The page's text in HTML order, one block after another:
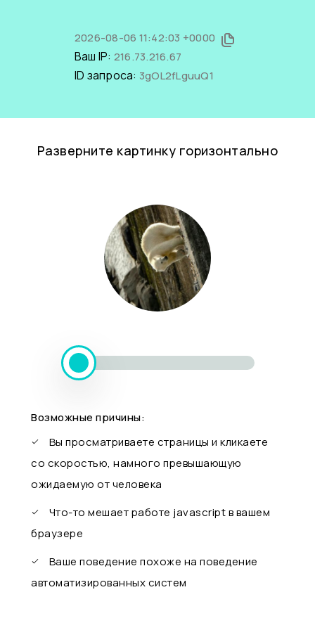
2026-08-06 11:42:03 +0000
Ваш IP: 216.73.216.67
ID запроса: 3gOL2fLguuQ1
Разверните картинку горизонтально
Возможные причины:
Вы просматриваете страницы и кликаете
со скоростью, намного превышающую
ожидаемую от человека
Что-то мешает работе javascript в вашем
браузере
Ваше поведение похоже на поведение
автоматизированных систем